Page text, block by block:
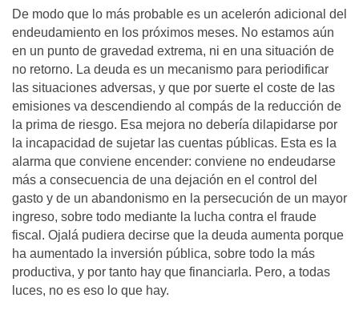
De modo que lo más probable es un acelerón adicional del
endeudamiento en los próximos meses. No estamos aún
en un punto de gravedad extrema, ni en una situación de
no retorno. La deuda es un mecanismo para periodificar
las situaciones adversas, y que por suerte el coste de las
emisiones va descendiendo al compás de la reducción de
la prima de riesgo. Esa mejora no debería dilapidarse por
la incapacidad de sujetar las cuentas públicas. Esta es la
alarma que conviene encender: conviene no endeudarse
más a consecuencia de una dejación en el control del
gasto y de un abandonismo en la persecución de un mayor
ingreso, sobre todo mediante la lucha contra el fraude
fiscal. Ojalá pudiera decirse que la deuda aumenta porque
ha aumentado la inversión pública, sobre todo la más
productiva, y por tanto hay que financiarla. Pero, a todas
luces, no es eso lo que hay.